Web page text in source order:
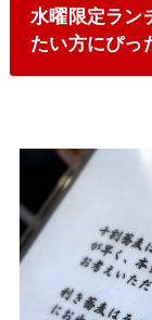
水曜限定ラン
たい方にぴっ